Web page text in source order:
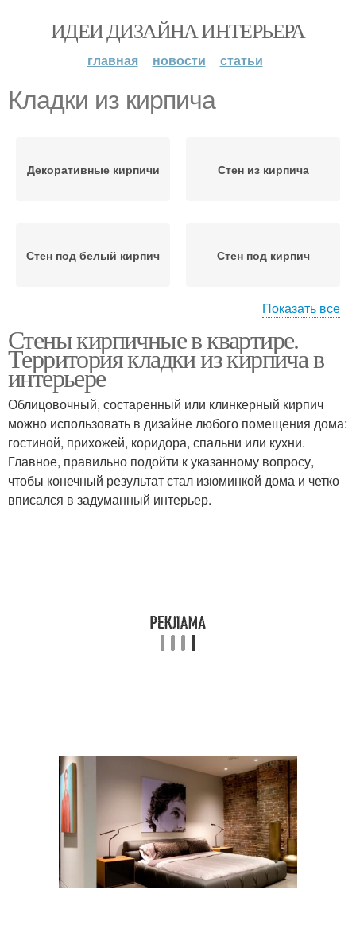
ИДЕИ ДИЗАЙНА ИНТЕРЬЕРА
главная новости статьи
Кладки из кирпича
Декоративные кирпичи Стен из кирпича
Стен под белый кирпич Стен под кирпич
Кирпичная кладка Кладки на стену
Показать все
Стены кирпичные в квартире.
Территория кладки из кирпича в
интерьере
Облицовочный, состаренный или клинкерный кирпич
можно использовать в дизайне любого помещения дома:
гостиной, прихожей, коридора, спальни или кухни.
Главное, правильно подойти к указанному вопросу,
чтобы конечный результат стал изюминкой дома и четко
вписался в задуманный интерьер.